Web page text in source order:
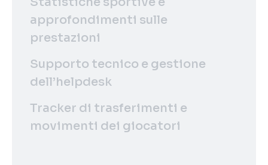
approfondimenti sulle
prestazioni
Supporto tecnico e gestione
dell’helpdesk
Tracker di trasferimenti e
movimenti dei giocatori